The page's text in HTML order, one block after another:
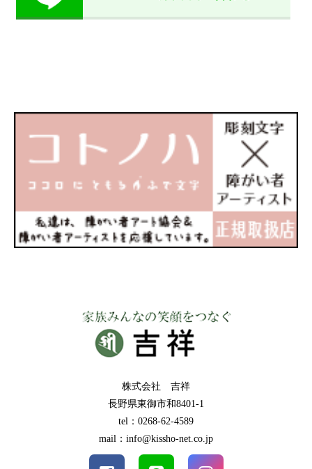
株式会社 吉祥
長野県東御市和8401-1
tel：0268-62-4589
mail：info@kissho-net.co.jp